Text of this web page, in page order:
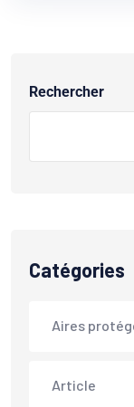
Rechercher
Catégories
Aires
Article